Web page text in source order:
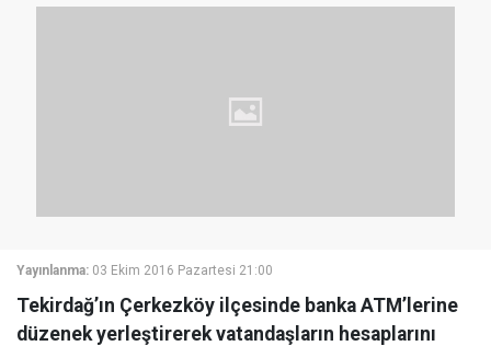
Yayınlanma: 03 Ekim 2016 Pazartesi 21:00
Tekirdağ’ın Çerkezköy ilçesinde banka ATM’lerine
düzenek yerleştirerek vatandaşların hesaplarını